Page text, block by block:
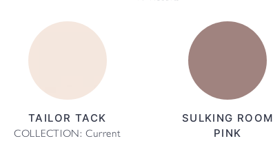
TAILOR TACK
COLLECTION: Current
SULKING ROOM
PINK